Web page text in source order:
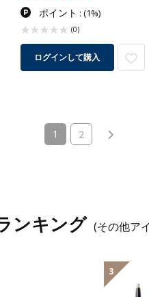
ポイント : (1%)
(0)
ログインして購入
1 (current)
2
ンキング (その他ア
3